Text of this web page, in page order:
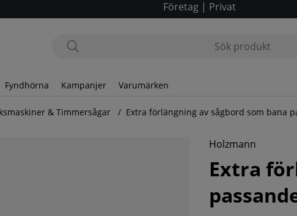
Företag| Privat
Fyndhörna Kampanjer Varumärken
& Timmersågar Extra förlängning av sågbord som bana
bana passande till timmersåg BBS810SMARTHolzmann
Extra